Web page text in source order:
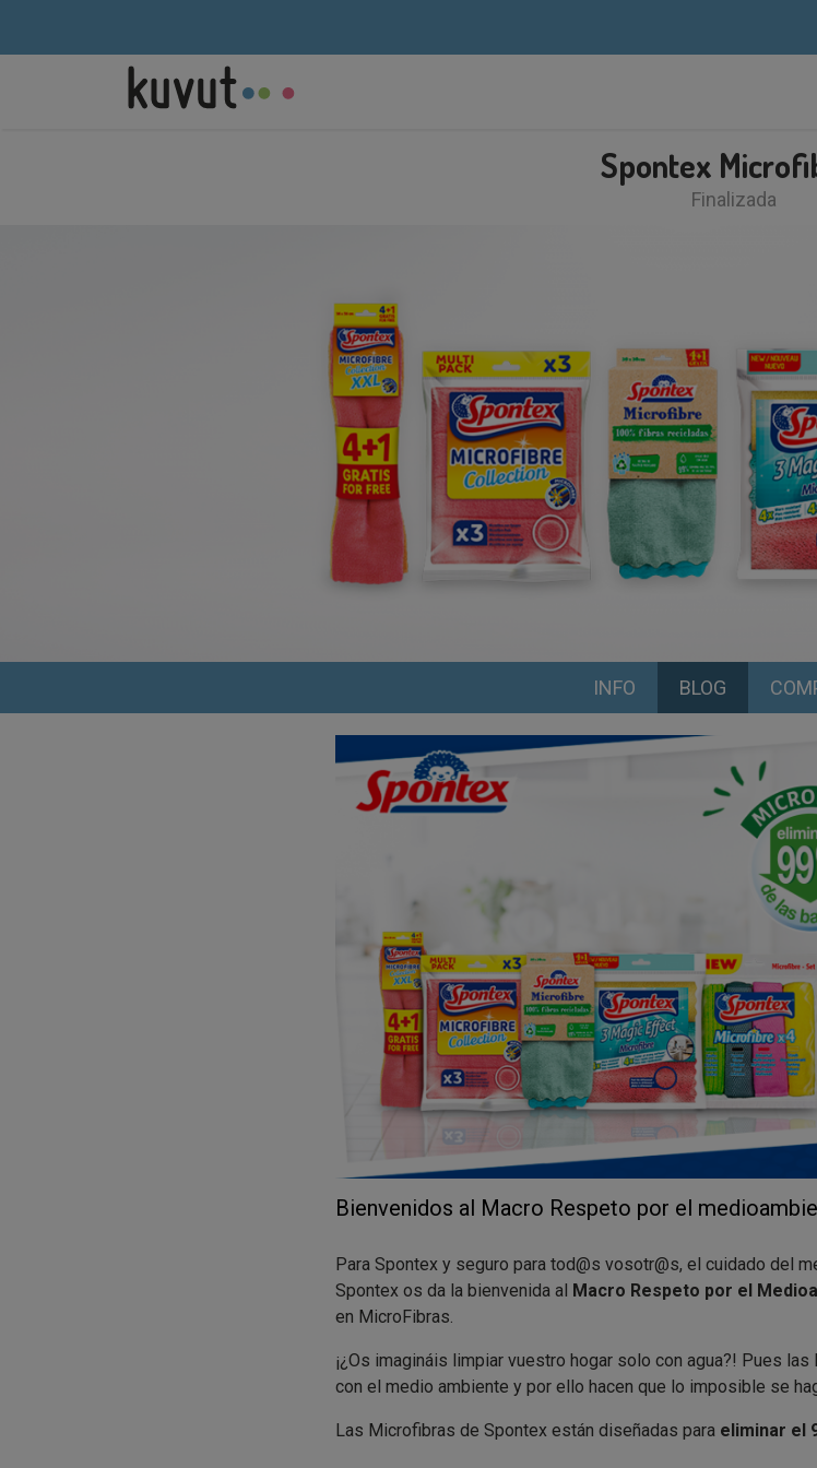
Spontex
Finalizada
INFO BLOG
Bienvenidos al Macro Respeto por el
Para Spontex y seguro para tod@s vosotr@s, el cuidado del
Spontex os da la bienvenida al Macro Respeto por el
en MicroFibras.
¡¿Os imagináis limpiar vuestro hogar solo con agua?! Pues
con el medio ambiente y por ello hacen que lo imposible se
Las Microfibras de Spontex están diseñadas para eliminar el